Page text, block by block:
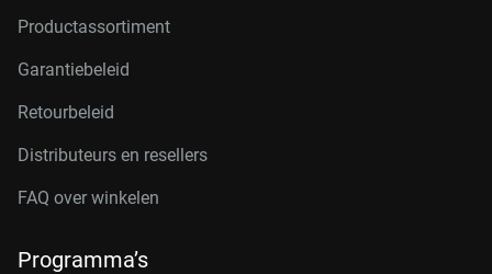
Productassortiment
Garantiebeleid
Retourbeleid
Distributeurs en resellers
FAQ over winkelen
Programma’s